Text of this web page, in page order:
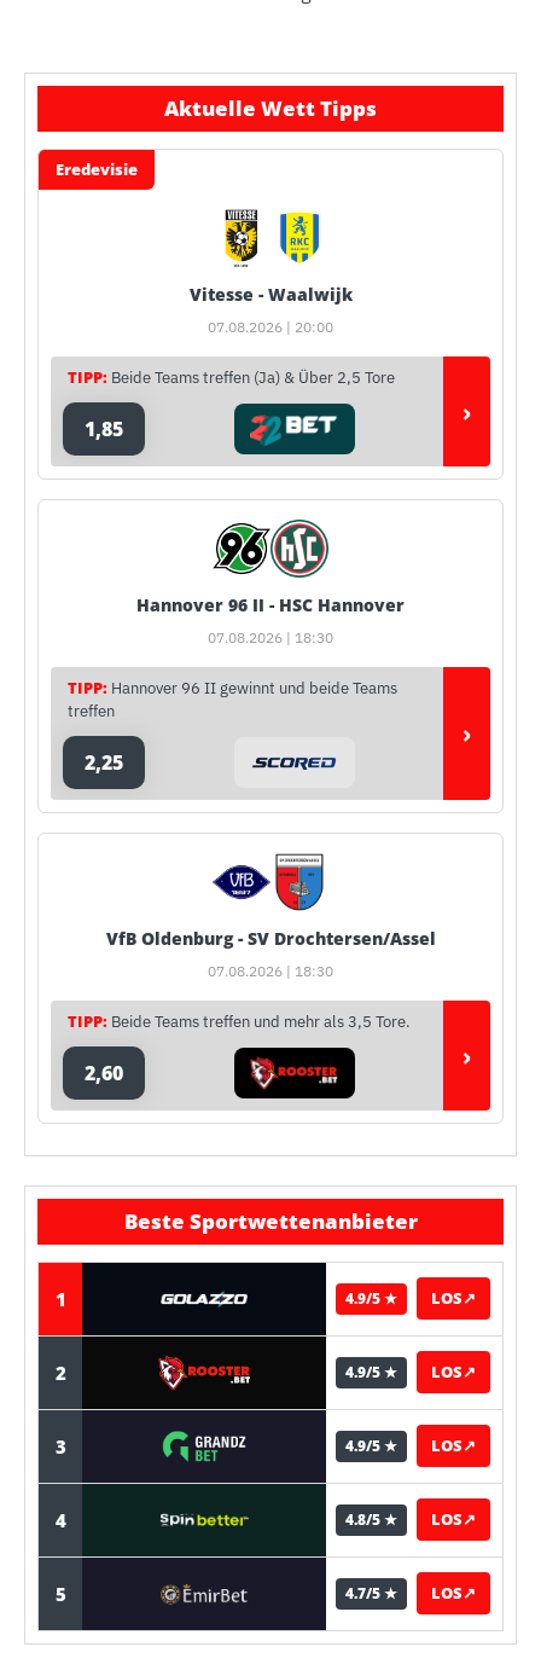
Aktuelle Wett Tipps
Eredevisie
Vitesse - Waalwijk
07.08.2026 | 20:00
TIPP: Beide Teams treffen (Ja) & Über 2,5 Tore
1,85 ›
Hannover 96 II - HSC Hannover
07.08.2026 | 18:30
TIPP: Hannover 96 II gewinnt und beide Teams
treffen
2,25
›
VfB Oldenburg - SV Drochtersen/Assel
07.08.2026 | 18:30
TIPP: Beide Teams treffen und mehr als 3,5 Tore.
2,60 ›
Beste Sportwettenanbieter
1 4.9/5 ★ LOS↗
2 4.9/5 ★ LOS↗
3 4.9/5 ★ LOS↗
4 4.8/5 ★ LOS↗
5 4.7/5 ★ LOS↗